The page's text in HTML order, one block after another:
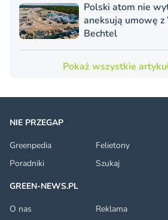
Polski atom nie
aneksują umowę
Bechtel
Pokaż wszystkie
NIE PRZEGAP
Greenpedia
Felietony
Poradniki
Szukaj
GREEN-NEWS.PL
O nas
Reklama